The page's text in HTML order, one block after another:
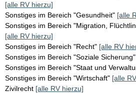
[alle RV hierzu]
Sonstiges im Bereich "Gesundheit" [alle
Sonstiges im Bereich "Migration,
[alle RV hierzu]
Sonstiges im Bereich "Recht" [alle RV
Sonstiges im Bereich "Soziale Sicherung"
Sonstiges im Bereich "Staat und
Sonstiges im Bereich "Wirtschaft" [alle
Zivilrecht [alle RV hierzu]